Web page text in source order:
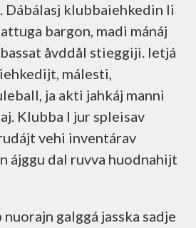
klubbaiehkedin li
bargon, madi mánáj
åvddål stieggiji. Ietjá
málesti,
ja akti jahkáj manni
Klubba l jur spleisav
vehi inventárav
ájggu dal ruvva huodnahijt
galggá jasska sadje